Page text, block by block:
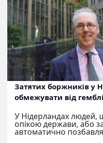
Затятих боржників у
обмежувати від
У Нідерландах людей,
опікою держави, або
автоматично